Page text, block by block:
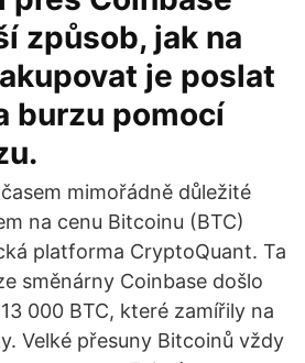
způsob, jak na
je poslat
burzu pomocí
mimořádně důležité
na cenu Bitcoinu (BTC)
platforma CryptoQuant. Ta
směnárny Coinbase došlo
000 BTC, které zamířily na
Velké přesuny Bitcoinů vždy